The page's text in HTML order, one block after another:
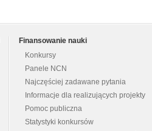
Finansowanie nauki
Konkursy
Panele NCN
Najczęściej zadawane pytania
Informacje dla realizujących projekty
Pomoc publiczna
Statystyki konkursów